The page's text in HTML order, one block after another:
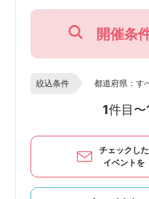
開催条
絞込条件 都道府県：す
1件目〜
チェックした
イベントを